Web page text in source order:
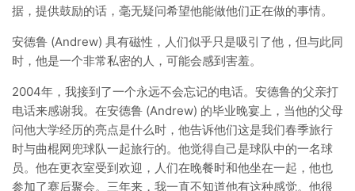
据，提供鼓励的话，毫无疑问希望他能做他们正在做的事情。
安德鲁 (Andrew) 具有磁性，人们似乎只是吸引了他，但与此同
时，他是一个非常私密的人，可能会感到害羞。
2004年，我接到了一个永远不会忘记的电话。安德鲁的父亲打
电话来感谢我。在安德鲁 (Andrew) 的毕业晚宴上，当他的父母
问他大学经历的亮点是什么时，他告诉他们这是我们春季旅行
时与曲棍网兜球队一起旅行的。他觉得自己是球队中的一名球
员。他在更衣室受到欢迎，人们在晚餐时和他坐在一起，他也
参加了赛后聚会。三年来，我一直不知道他有这种感觉。他很